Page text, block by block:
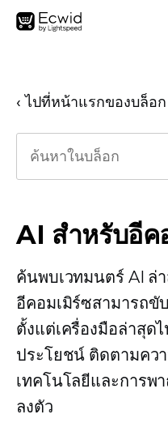
‹ ไปที่หน้าแรกของบล็อก
AI สำหรับอีค
ค้นพบเวทมนตร์ AI ล่
อีคอมเมิร์ซสามารถขั
ตั้งแต่เครื่องมือล่าสุด
ประโยชน์ ติดตามคว
เทคโนโลยีและการ
ลงตัว